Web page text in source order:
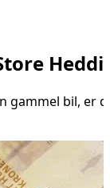
gammel bil,